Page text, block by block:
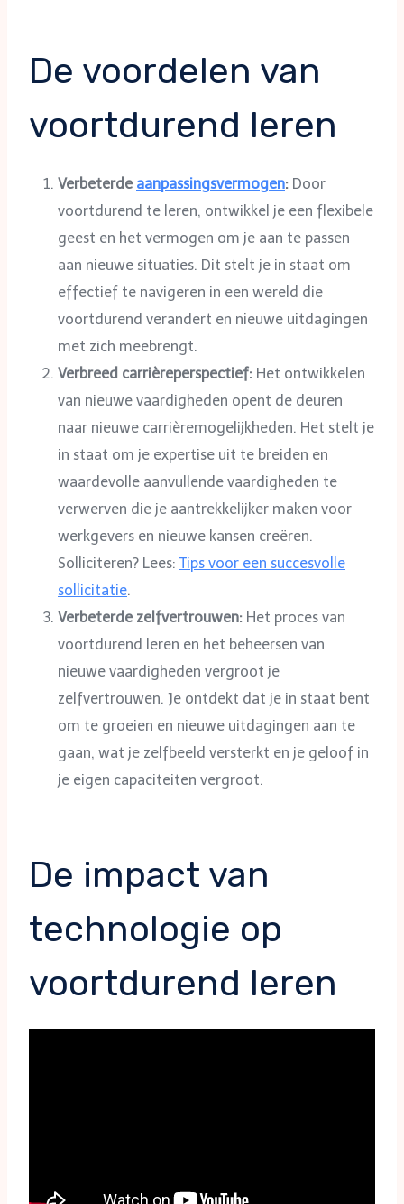
De voordelen van
voortdurend leren
Verbeterde aanpassingsvermogen: Door
voortdurend te leren, ontwikkel je een flexibele
geest en het vermogen om je aan te passen
aan nieuwe situaties. Dit stelt je in staat om
effectief te navigeren in een wereld die
voortdurend verandert en nieuwe uitdagingen
met zich meebrengt.
Verbreed carrièreperspectief: Het ontwikkelen
van nieuwe vaardigheden opent de deuren
naar nieuwe carrièremogelijkheden. Het stelt je
in staat om je expertise uit te breiden en
waardevolle aanvullende vaardigheden te
verwerven die je aantrekkelijker maken voor
werkgevers en nieuwe kansen creëren.
Solliciteren? Lees: Tips voor een succesvolle
sollicitatie.
Verbeterde zelfvertrouwen: Het proces van
voortdurend leren en het beheersen van
nieuwe vaardigheden vergroot je
zelfvertrouwen. Je ontdekt dat je in staat bent
om te groeien en nieuwe uitdagingen aan te
gaan, wat je zelfbeeld versterkt en je geloof in
je eigen capaciteiten vergroot.
De impact van
technologie op
voortdurend leren